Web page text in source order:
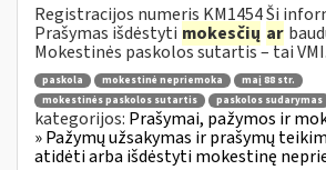
Registracijos numeris KM1454 Ši
Prašymas išdėstyti mokesčių ar
Mokestinės paskolos sutartis – tai
paskola mokestinė nepriemoka
maį 88 str.
mokestinės paskolos sutartis
paskolos sudarymas
kategorijos: Prašymai, pažymos ir
» Pažymų užsakymas ir prašymų
atidėti arba išdėstyti mokestinę